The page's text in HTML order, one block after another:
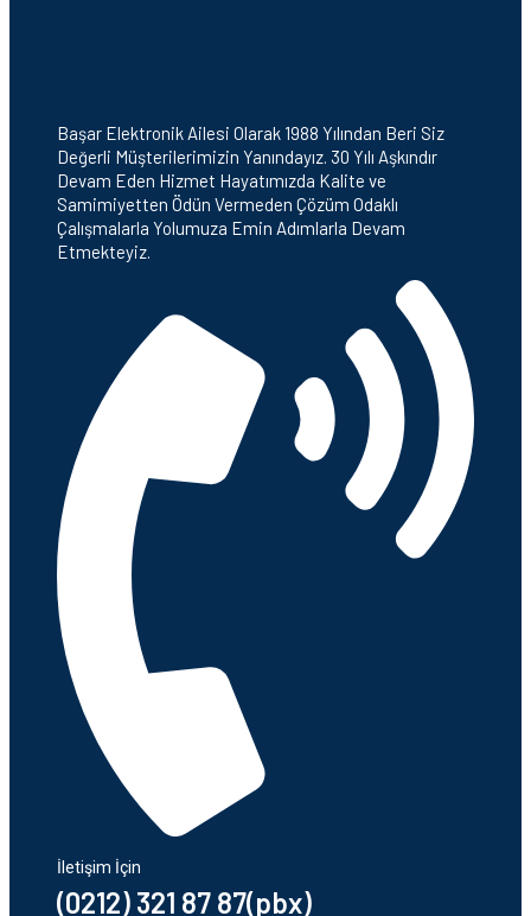
Başar Elektronik Ailesi Olarak 1988 Yılından Beri Siz
Değerli Müşterilerimizin Yanındayız. 30 Yılı Aşkındır
Devam Eden Hizmet Hayatımızda Kalite ve
Samimiyetten Ödün Vermeden Çözüm Odaklı
Çalışmalarla Yolumuza Emin Adımlarla Devam
Etmekteyiz.
İletişim İçin
(0212) 321 87 87(pbx)